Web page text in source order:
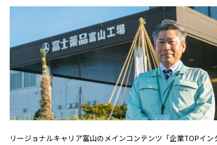
リージョナルキャリア富山のメインコンテンツ「企業TOPイン